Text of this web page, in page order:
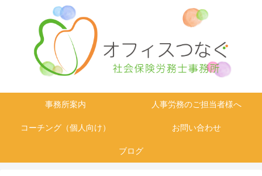
事務所案内 人事労務のご担当者様へ
コーチング（個人向け） お問い合わせ
ブログ